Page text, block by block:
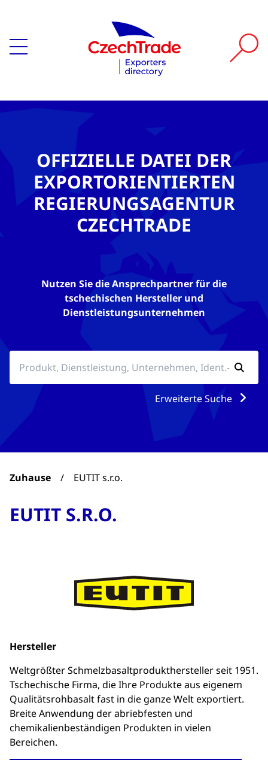
OFFIZIELLE DATEI DER
EXPORTORIENTIERTEN
REGIERUNGSAGENTUR
CZECHTRADE
Nutzen Sie die Ansprechpartner für die
tschechischen Hersteller und
Dienstleistungsunternehmen
Erweiterte Suche
Zuhause / EUTIT s.r.o.
EUTIT S.R.O.
Hersteller
Weltgrößter Schmelzbasaltprodukthersteller seit 1951.
Tschechische Firma, die Ihre Produkte aus eigenem
Qualitätsrohbasalt fast in die ganze Welt exportiert.
Breite Anwendung der abriebfesten und
chemikalienbeständigen Produkten in vielen
Bereichen.